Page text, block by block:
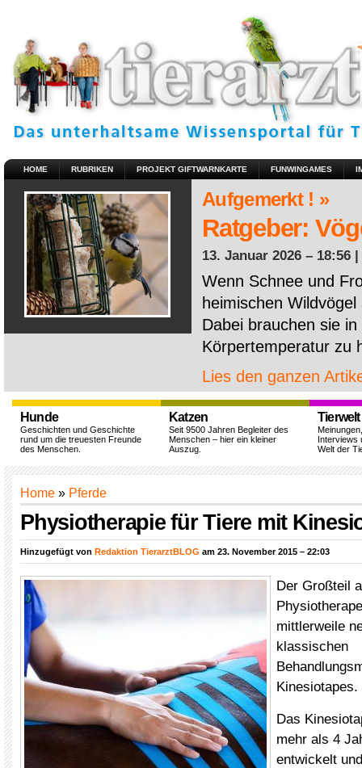
HOME RUBRIKEN PROJEKT GIFTWARNKARTE FUNWINGAMES
Aufgemerkt ! »
Ratgeber:
13. Januar 2026 – 18:56 |
Wenn Schnee und
heimischen
Dabei brauchen sie
Körpertemperatur zu
Lies den ganzen
Hunde
Geschichten und Geschichte
rund um die treuesten Freunde
des Menschen.
Katzen
Seit 9500 Jahren Begleiter des
Menschen – hier ein kleiner
Auszug.
Tierwelt
Interviews
Welt der
Home » Pferde
Physiotherapie für Tiere mit
Hinzugefügt von Redaktion TierarztBLOG am 23. November 2015 – 22:03
Der Großteil
mittlerweile
klassischen
Kinesiotapes.
Das
mehr als 4
entwickelt